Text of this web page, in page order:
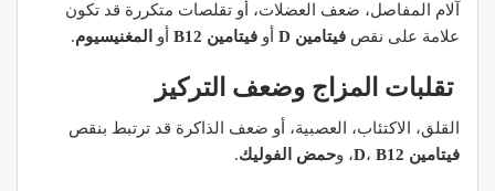
آلام المفاصل، ضعف العضلات، أو تقلصات متكررة قد تكون
علامة على نقص فيتامين D أو فيتامين B12 أو المغنيسيوم.
تقلبات المزاج وضعف التركيز
القلق، الاكتئاب، العصبية، أو ضعف الذاكرة قد ترتبط بنقص
فيتامين D
، B12 ، وحمض الفوليك.